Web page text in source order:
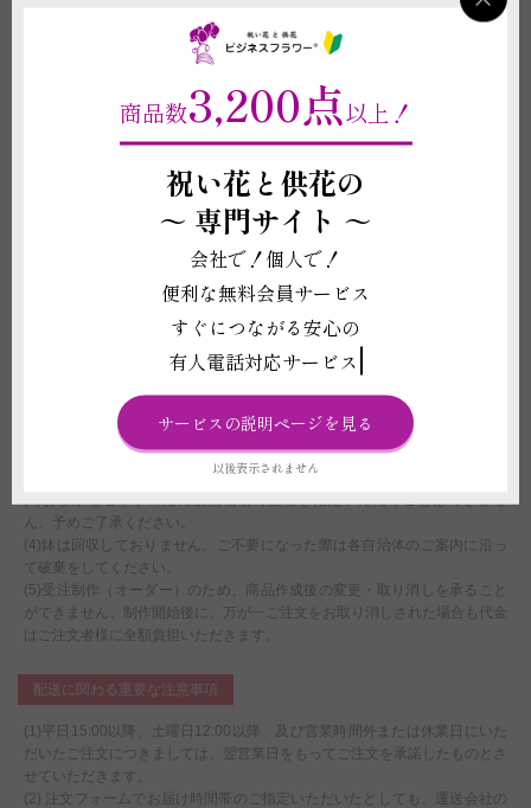
オプションサービスをご希望の場合は、
商品購入の際に「追加オプション」の欄
重要契約条件
商品に関わる重要な注意事項
ム感などは仕入れ状況により掲載写真と差異が生じることがございます。ま
た、札やメッセージカード、花器等、商品代金に含まれるものに記載されて
いる資材の形状や素材等は掲載イメージ写真と異なる場合がございます。こ
れらイメージ写真と現物との違いを理由とする返品、返金、交換、その他の
(2)お届け先の気温が0度を下回る場合、また、30度を超える場合は、配送中
に植物が気温の影響で傷む可能性があるため、お申し込みをお受けできない
ことがございます。強いご希望がございましたら、気温による品質への影響
に責任が持てないことをご了承の上で配送手配をいたします。
(3)おまかせセットのため観葉植物の品種を指定いただくことはできませ
ん。予めご了承ください。
(4)鉢は回収しておりません。ご不要になった際は各自治体のご案内に沿っ
て破棄をしてください。
(5)受注制作（オーダー）のため、商品作成後の変更・取り消しを承ること
ができません。制作開始後に、万が一ご注文をお取り消しされた場合も代金
はご注文者様に全額負担いただきます。
配送に関わる重要な注意事項
(1)平日15:00以降、土曜日12:00以降、及び営業時間外または休業日にいた
だいたご注文につきましては、翌営業日をもってご注文を承諾したものとさ
せていただきます。
(2) 注文フォームでお届け時間帯のご指定いただいたとしても、運送会社の
商品数3,200点以上！
祝い花と供花の
～ 専門サイト ～
会社で！個人で！
便利な無料会員サービス
すぐにつながる安心の
有人電話対応サービス
サービスの説明ページを見る
以後表示されません